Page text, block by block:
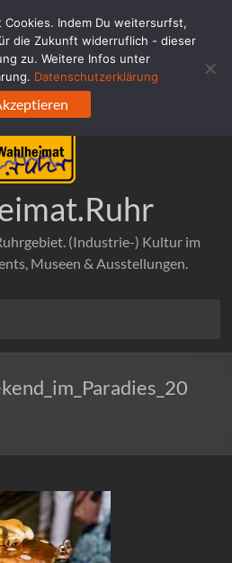
(Industrie-) Kultur im
Museen & Ausstellungen.
Cookies. Indem Du weitersurfst,
die Zukunft widerruflich - dieser
zu. Weitere Infos unter
Datenschutzerklärung